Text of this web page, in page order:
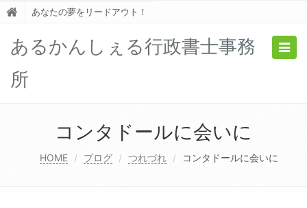
あなたの夢をリードアウト！
あるかんしぇる行政書士事務
所
コンタドールに会いに
HOME ブログ つれづれ コンタドールに会いに